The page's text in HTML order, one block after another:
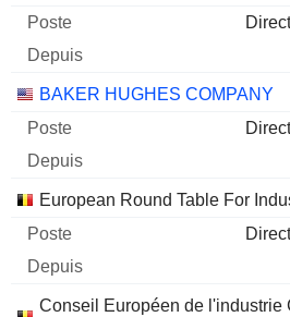
BAKER HUGHES COMPANY
European Round Table For
Conseil Européen de l'industrie